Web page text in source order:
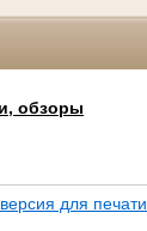
обзоры
версия для печати